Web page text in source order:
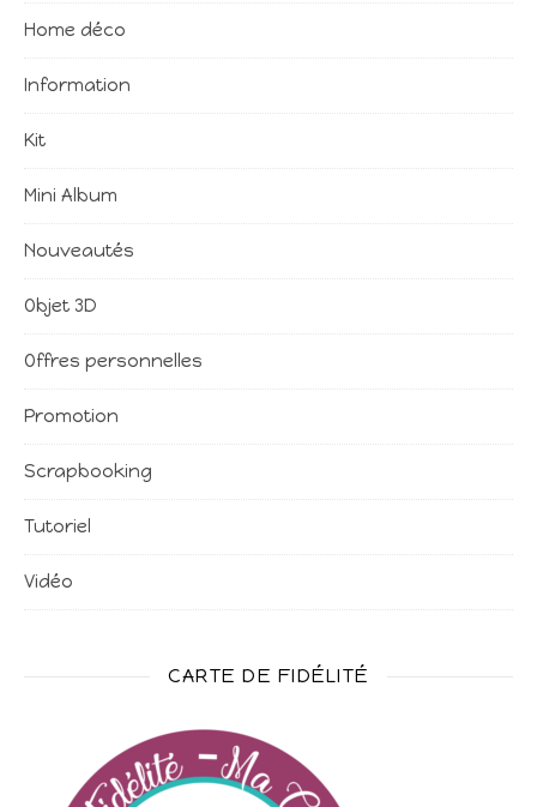
Home déco
Information
Kit
Mini Album
Nouveautés
Objet 3D
Offres personnelles
Promotion
Scrapbooking
Tutoriel
Vidéo
CARTE DE FIDÉLITÉ